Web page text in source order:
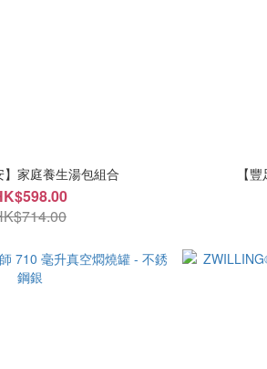
家庭養生湯包組合 【